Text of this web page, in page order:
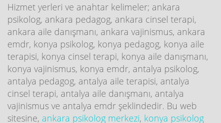
Hizmet yerleri ve anahtar kelimeler; ankara
psikolog, ankara pedagog, ankara cinsel terapi,
ankara aile danışmanı, ankara vajinismus, ankara
emdr, konya psikolog, konya pedagog, konya aile
terapisi, konya cinsel terapi, konya aile danışmanı,
konya vajinismus, konya emdr, antalya psikolog,
antalya pedagog, antalya aile terapisi, antalya
cinsel terapi, antalya aile danışmanı, antalya
vajinismus ve antalya emdr şeklindedir. Bu web
sitesine, ankara psikolog merkezi, konya psikolog